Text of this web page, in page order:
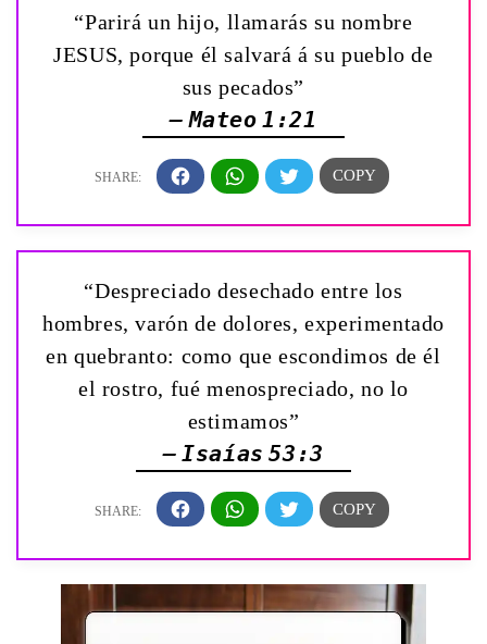
“Parirá un hijo, llamarás su nombre
JESUS, porque él salvará á su pueblo de
sus pecados”
— Mateo 1:21
“Despreciado desechado entre los
hombres, varón de dolores, experimentado
en quebranto: como que escondimos de él
el rostro, fué menospreciado, no lo
estimamos”
— Isaías 53:3